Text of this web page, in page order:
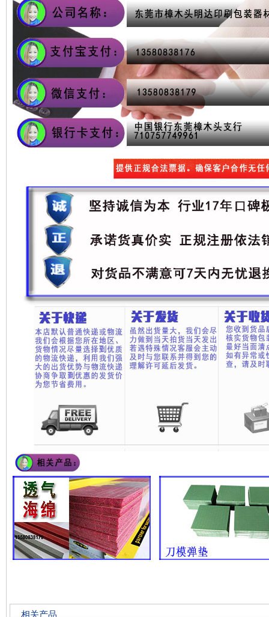
相关产品